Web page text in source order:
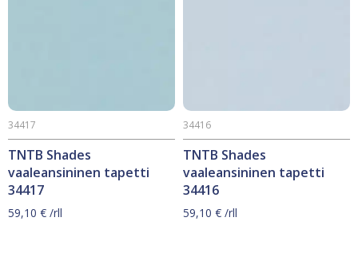
TNTB Shades
vaaleansininen tapetti
34417
34417
59,10 € /rll
TNTB Shades
vaaleansininen tapetti
34416
34416
59,10 € /rll